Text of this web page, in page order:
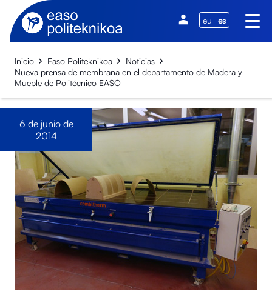
eu es
Inicio Easo Politeknikoa
Noticias
Nueva prensa de membrana en el departamento de Madera y
Mueble de Politécnico EASO
6 de junio de
2014